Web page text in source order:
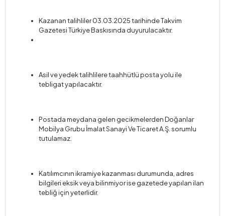
Kazanan talihliler 03.03.2025 tarihinde Takvim
Gazetesi Türkiye Baskısında duyurulacaktır.
Asil ve yedek talihlilere taahhütlü posta yolu ile
tebligat yapılacaktır.
Postada meydana gelen gecikmelerden Doğanlar
Mobilya Grubu İmalat Sanayi Ve Ticaret A.Ş. sorumlu
tutulamaz.
Katılımcının ikramiye kazanması durumunda, adres
bilgileri eksik veya bilinmiyor ise gazetede yapılan ilan
tebliğ için yeterlidir.